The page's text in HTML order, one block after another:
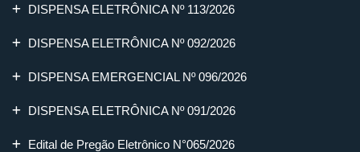
DISPENSA ELETRÔNICA Nº 113/2026
DISPENSA ELETRÔNICA Nº 092/2026
DISPENSA EMERGENCIAL Nº 096/2026
DISPENSA ELETRÔNICA Nº 091/2026
Edital de Pregão Eletrônico N°065/2026